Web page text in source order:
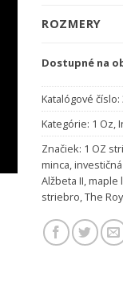
ROZMERY
Dostupné na
Katalógové číslo:
Kategórie: 1 Oz,
Značiek: 1 OZ
minca,
Alžbeta II,maple
striebro,The